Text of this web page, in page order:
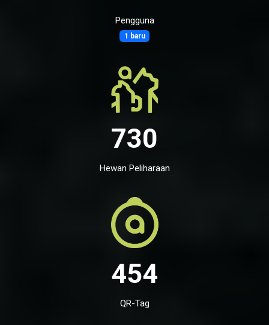
Pengguna
1 baru
730
Hewan Peliharaan
454
QR-Tag